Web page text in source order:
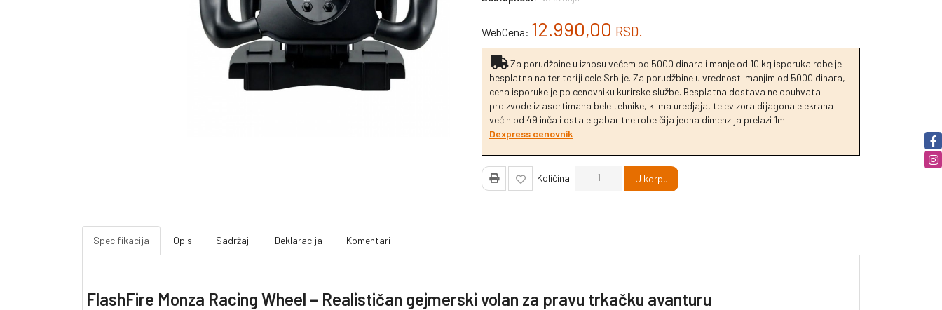
WebCena: 12.990,00 RSD.
Za porudžbine u iznosu većem od 5000 dinara i manje od 10 kg isporuka robe je
besplatna na teritoriji cele Srbije. Za porudžbine u vrednosti manjim od 5000 dinara,
cena isporuke je po cenovniku kurirske službe. Besplatna dostava ne obuhvata
proizvode iz asortimana bele tehnike, klima uredjaja, televizora dijagonale ekrana
većih od 49 inča i ostale gabaritne robe čija jedna dimenzija prelazi 1m.
Dexpress cenovnik
Količina U korpu
Specifikacija Opis Sadržaji Deklaracija Komentari
FlashFire Monza Racing Wheel – Realističan gejmerski volan za pravu trkačku avanturu